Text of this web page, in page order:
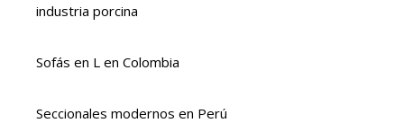
industria porcina
Sofás en L en Colombia
Seccionales modernos en Perú